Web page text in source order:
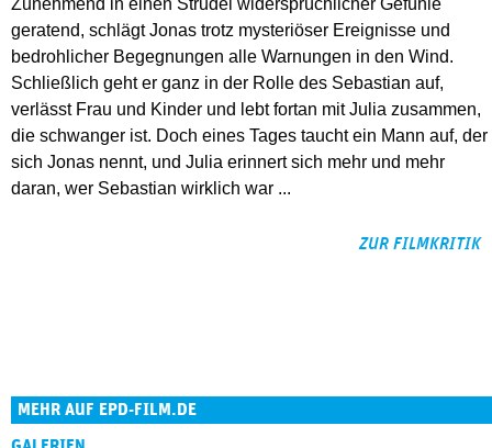
Zunehmend in einen Strudel widersprüchlicher Gefühle
geratend, schlägt Jonas trotz mysteriöser Ereignisse und
bedrohlicher Begegnungen alle Warnungen in den Wind.
Schließlich geht er ganz in der Rolle des Sebastian auf,
verlässt Frau und Kinder und lebt fortan mit Julia zusammen,
die schwanger ist. Doch eines Tages taucht ein Mann auf, der
sich Jonas nennt, und Julia erinnert sich mehr und mehr
daran, wer Sebastian wirklich war ...
ZUR FILMKRITIK
MEHR AUF EPD-FILM.DE